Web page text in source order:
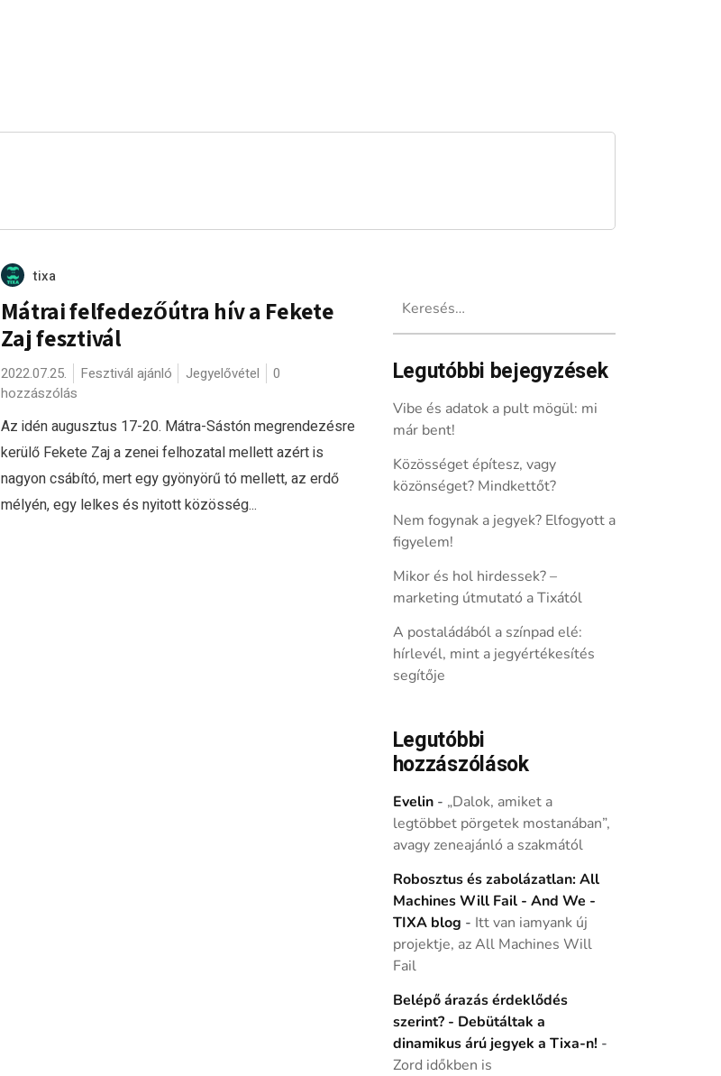
tixa
Mátrai felfedezőútra hív a Fekete
Zaj fesztivál
2022.07.25. Fesztivál ajánló Jegyelővétel
0
hozzászólás
Az idén augusztus 17-20. Mátra-Sástón megrendezésre
kerülő Fekete Zaj a zenei felhozatal mellett azért is
nagyon csábító, mert egy gyönyörű tó mellett, az erdő
mélyén, egy lelkes és nyitott közösség...
Legutóbbi bejegyzések
Vibe és adatok a pult mögül: mi
már bent!
Közösséget építesz, vagy
közönséget? Mindkettőt?
Nem fogynak a jegyek? Elfogyott a
figyelem!
Mikor és hol hirdessek? –
marketing útmutató a Tixától
A postaládából a színpad elé:
hírlevél, mint a jegyértékesítés
segítője
Legutóbbi
hozzászólások
Evelin- „Dalok, amiket a
legtöbbet pörgetek mostanában”,
avagy zeneajánló a szakmától
Robosztus és zabolázatlan: All
Machines Will Fail - And We -
TIXA blog - Itt van iamyank új
projektje, az All Machines Will
Fail
Belépő árazás érdeklődés
szerint? - Debütáltak a
dinamikus árú jegyek a Tixa-n! -
Zord időkben is